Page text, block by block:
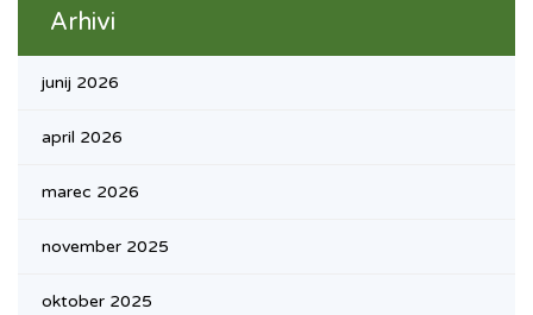
Arhivi
junij 2026
april 2026
marec 2026
november 2025
oktober 2025